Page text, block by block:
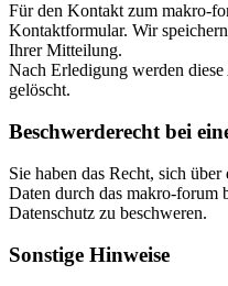
Für den Kontakt zum makro-
Kontaktformular. Wir
Ihrer Mitteilung.
Nach Erledigung werden
gelöscht.
Beschwerderecht bei
Sie haben das Recht, sich
Daten durch das makro-forum
Datenschutz zu beschweren.
Sonstige Hinweise